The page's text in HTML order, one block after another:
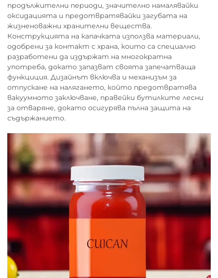
продължителни периоди, значително намалявайки
оксидацията и предотвратявайки загубата на
жизненоважни хранителни вещества.
Конструкцията на капачката използва материали,
одобрени за контакт с храна, които са специално
разработени да издържат на многократна
употреба, докато запазват своята запечатваща
функциция. Дизайнът включва и механизъм за
отпускане на налягането, който предотвратява
вакуумното заключване, правейки бутилките лесни
за отваряне, докато осигурява пълна защита на
съдържанието.